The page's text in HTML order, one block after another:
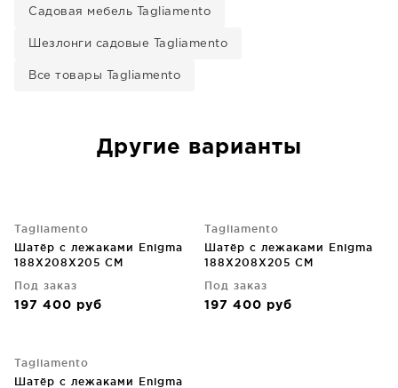
Садовая мебель Tagliamento
Шезлонги садовые Tagliamento
Все товары Tagliamento
Другие варианты
Tagliamento
Шатёр с лежаками Enigma
188X208X205 CM
Под заказ
197 400 руб
Tagliamento
Шатёр с лежаками Enigma
188X208X205 CM
Под заказ
197 400 руб
Tagliamento
Шатёр с лежаками Enigma